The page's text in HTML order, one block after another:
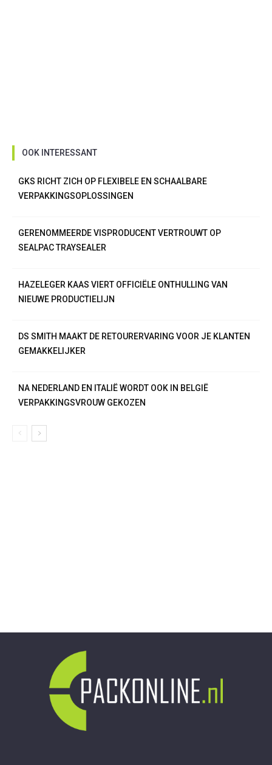
OOK INTERESSANT
GKS RICHT ZICH OP FLEXIBELE EN SCHAALBARE
VERPAKKINGSOPLOSSINGEN
GERENOMMEERDE VISPRODUCENT VERTROUWT OP
SEALPAC TRAYSEALER
HAZELEGER KAAS VIERT OFFICIËLE ONTHULLING VAN
NIEUWE PRODUCTIELIJN
DS SMITH MAAKT DE RETOURERVARING VOOR JE KLANTEN
GEMAKKELIJKER
NA NEDERLAND EN ITALIË WORDT OOK IN BELGIË
VERPAKKINGSVROUW GEKOZEN